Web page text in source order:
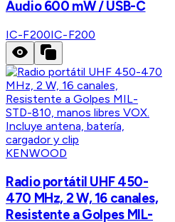
Audio 600 mW / USB-C
IC-F200IC-F200
KENWOOD
Radio portátil UHF 450-
470 MHz, 2 W, 16 canales,
Resistente a Golpes MIL-